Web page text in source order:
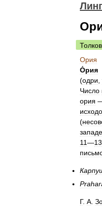
Ория
О́рия
(одри
Число
ория
(
западе
11—13
Г. А